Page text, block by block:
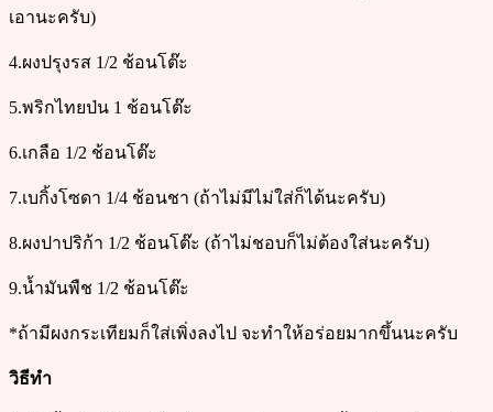
เอานะครับ)
4.ผงปรุงรส 1/2 ช้อนโต๊ะ
5.พริกไทยป่น 1 ช้อนโต๊ะ
6.เกลือ 1/2 ช้อนโต๊ะ
7.เบกิ้งโซดา 1/4 ช้อนชา (ถ้าไม่มีไม่ใส่ก็ได้นะครับ)
8.ผงปาปริก้า 1/2 ช้อนโต๊ะ (ถ้าไม่ชอบก็ไม่ต้องใส่นะครับ)
9.น้ำมันพืช 1/2 ช้อนโต๊ะ
*ถ้ามีผงกระเทียมก็ใส่เพิ่งลงไป จะทำให้อร่อยมากขึ้นนะครับ
วิธีทำ